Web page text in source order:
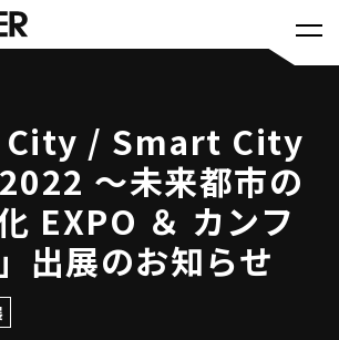
City / Smart City
～未来都市の
EXPO ＆ カンフ
出展のお知らせ